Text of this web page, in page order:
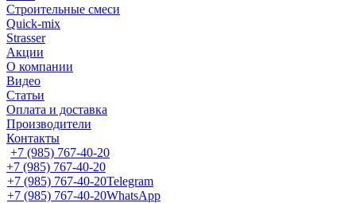
Строительные смеси
Quick-mix
Strasser
Акции
О компании
Видео
Статьи
Оплата и доставка
Производители
Контакты
+7 (985) 767-40-20
+7 (985) 767-40-20
+7 (985) 767-40-20Telegram
+7 (985) 767-40-20WhatsApp